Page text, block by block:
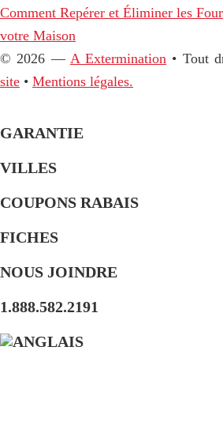
Comment Repérer et Éliminer les
votre Maison
© 2026 — A Extermination • Tout
site • Mentions légales.
GARANTIE
VILLES
COUPONS RABAIS
FICHES
NOUS JOINDRE
1.888.582.2191